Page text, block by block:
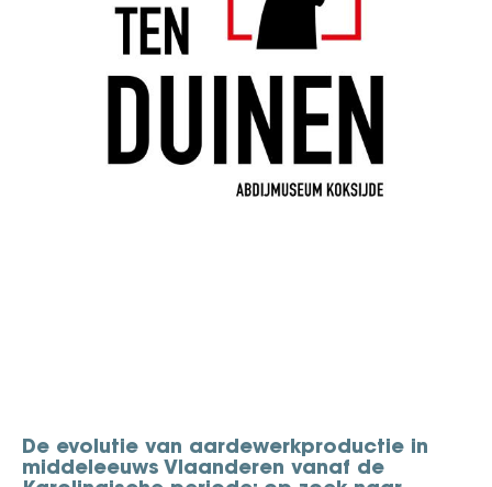
De evolutie van aardewerkproductie in
middeleeuws Vlaanderen vanaf de